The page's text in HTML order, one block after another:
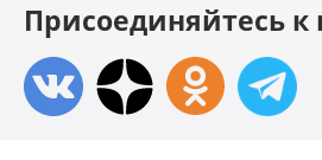
Присоединяйтесь к